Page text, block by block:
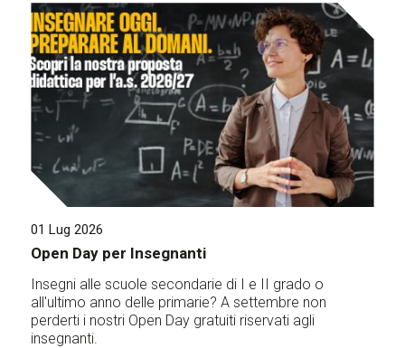
01 Lug 2026
Open Day per Insegnanti
Insegni alle scuole secondarie di I e II grado o
all'ultimo anno delle primarie? A settembre non
perderti i nostri Open Day gratuiti riservati agli
insegnanti.